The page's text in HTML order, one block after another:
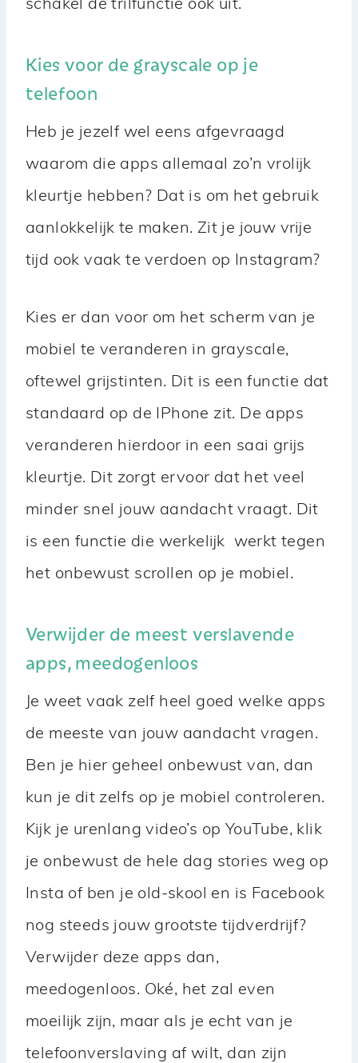
schakel de trilfunctie ook uit.
Kies voor de grayscale op je
telefoon
Heb je jezelf wel eens afgevraagd
waarom die apps allemaal zo’n vrolijk
kleurtje hebben? Dat is om het gebruik
aanlokkelijk te maken. Zit je jouw vrije
tijd ook vaak te verdoen op Instagram?
Kies er dan voor om het scherm van je
mobiel te veranderen in grayscale,
oftewel grijstinten. Dit is een functie dat
standaard op de IPhone zit. De apps
veranderen hierdoor in een saai grijs
kleurtje. Dit zorgt ervoor dat het veel
minder snel jouw aandacht vraagt. Dit
is een functie die werkelijk werkt tegen
het onbewust scrollen op je mobiel.
Verwijder de meest verslavende
apps, meedogenloos
Je weet vaak zelf heel goed welke apps
de meeste van jouw aandacht vragen.
Ben je hier geheel onbewust van, dan
kun je dit zelfs op je mobiel controleren.
Kijk je urenlang video’s op YouTube, klik
je onbewust de hele dag stories weg op
Insta of ben je old-skool en is Facebook
nog steeds jouw grootste tijdverdrijf?
Verwijder deze apps dan,
meedogenloos. Oké, het zal even
moeilijk zijn, maar als je echt van je
telefoonverslaving af wilt, dan zijn